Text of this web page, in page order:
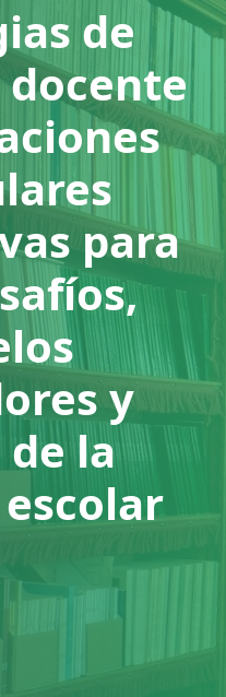
de
para
y
la